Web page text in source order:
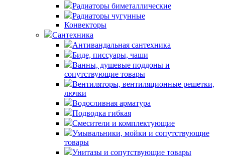
Радиаторы биметаллические
Радиаторы чугунные
Конвекторы
Сантехника
Антивандальная сантехника
Биде, писсуары, чаши
Ванны, душевые поддоны и
сопутствующие товары
Вентиляторы, вентиляционные решетки,
лючки
Водосливная арматура
Подводка гибкая
Смесители и комплектующие
Умывальники, мойки и сопутствующие
товары
Унитазы и сопутствующие товары